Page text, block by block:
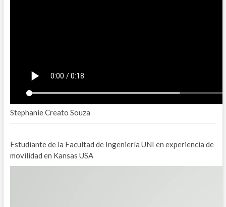
Stephanie Creato Souza
Estudiante de la Facultad de Ingeniería UNI en experiencia de
movilidad en Kansas USA